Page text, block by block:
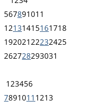
567891011
12131415161718
192021 22232425
262728293031
1 23456
7891011 1213